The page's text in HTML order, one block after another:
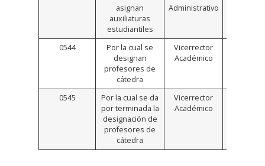
asignan
auxiliaturas
estudiantiles
Administrativo
0544
Por la cual se
designan
profesores de
cátedra
Vicerrector
Académico
0545
Por la cual se da
por terminada la
designación de
profesores de
cátedra
Vicerrector
Académico